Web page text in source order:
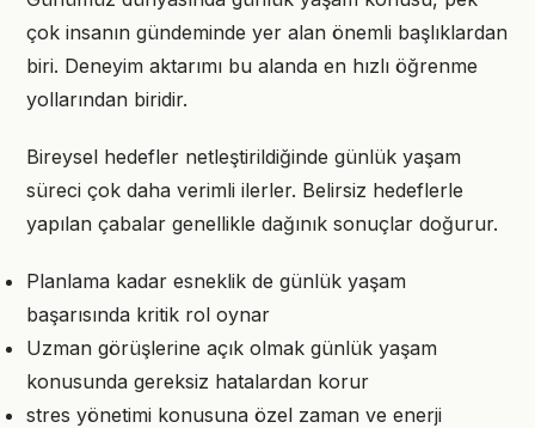
çok insanın gündeminde yer alan önemli başlıklardan
biri. Deneyim aktarımı bu alanda en hızlı öğrenme
yollarından biridir.
Bireysel hedefler netleştirildiğinde günlük yaşam
süreci çok daha verimli ilerler. Belirsiz hedeflerle
yapılan çabalar genellikle dağınık sonuçlar doğurur.
Planlama kadar esneklik de günlük yaşam
başarısında kritik rol oynar
Uzman görüşlerine açık olmak günlük yaşam
konusunda gereksiz hatalardan korur
stres yönetimi konusuna özel zaman ve enerji